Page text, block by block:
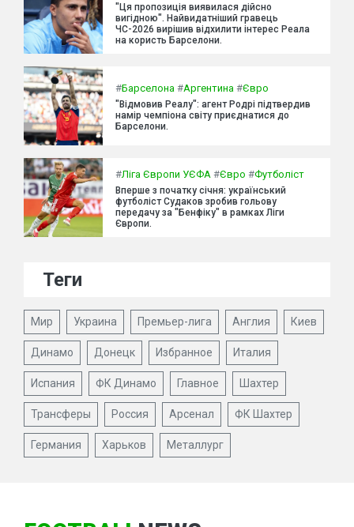
"Ця пропозиція виявилася дійсно
вигідною". Найвидатніший гравець
ЧС-2026 вирішив відхилити інтерес Реала
на користь Барселони.
#Барселона #Аргентина #Євро
"Відмовив Реалу": агент Родрі підтвердив
намір чемпіона світу приєднатися до
Барселони.
#Ліга Європи УЄФА #Євро #Футболіст
Вперше з початку січня: український
футболіст Судаков зробив гольову
передачу за "Бенфіку" в рамках Ліги
Європи.
Теги
Мир Украина Премьер-лига Англия Киев
Динамо Донецк Избранное Италия
Испания ФК Динамо Главное Шахтер
Трансферы Россия Арсенал ФК Шахтер
Германия Харьков Металлург